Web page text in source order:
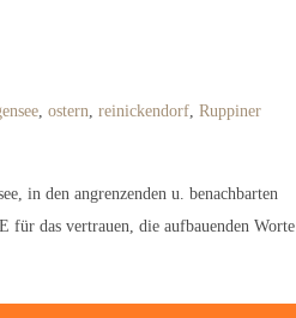
, ostern, reinickendorf, Ruppiner
in den angrenzenden u. benachbarten
das vertrauen, die aufbauenden Worte